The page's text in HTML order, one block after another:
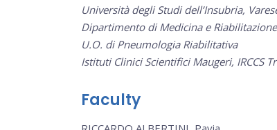
Università degli Studi dell’Insubria,
Dipartimento di Medicina e
U.O. di Pneumologia Riabilitativa
Istituti Clinici Scientifici Maugeri, IRCCS
Faculty